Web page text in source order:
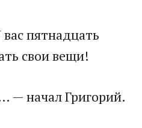
пятнадцать
свои вещи!
— начал Григорий.